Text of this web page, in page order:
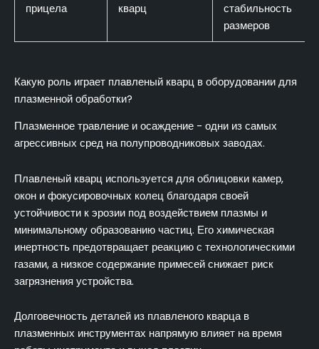
прицела
кварц
стабильность
размеров
Какую роль играет плавленый кварц в оборудовании для
плазменной обработки?
Плазменное травление и осаждение - одни из самых
агрессивных сред на полупроводниковых заводах.
Плавленый кварц используется для облицовки камер,
окон и фокусировочных колец благодаря своей
устойчивости к эрозии под воздействием плазмы и
минимальному образованию частиц. Его химическая
инертность предотвращает реакцию с технологическими
газами, а низкое содержание примесей снижает риск
загрязнения устройства.
Долговечность деталей из плавленого кварца в
плазменных инструментах напрямую влияет на время